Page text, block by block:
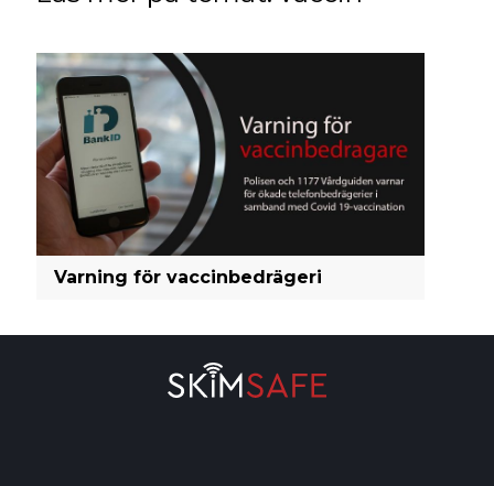
Varning för vaccinbedrägeri